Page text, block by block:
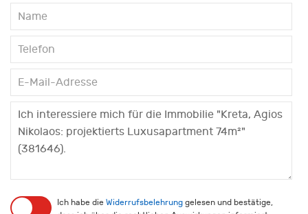
Ich habe die Widerrufsbelehrung gelesen und bestätige,